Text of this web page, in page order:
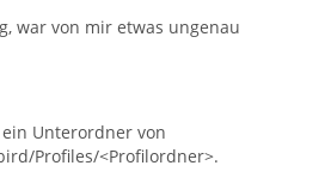
war von mir etwas ungenau
Unterordner von
Profiles/<Profilordner>.